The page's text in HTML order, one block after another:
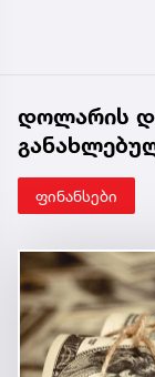
დოლარის
ფინანსები